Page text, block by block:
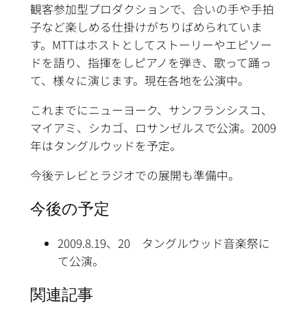
観客参加型プロダクションで、合いの手や手拍
子など楽しめる仕掛けがちりばめられていま
す。MTTはホストとしてストーリーやエピソー
ドを語り、指揮をしピアノを弾き、歌って踊っ
て、様々に演じます。現在各地を公演中。
これまでにニューヨーク、サンフランシスコ、
マイアミ、シカゴ、ロサンゼルスで公演。2009
年はタングルウッドを予定。
今後テレビとラジオでの展開も準備中。
今後の予定
2009.8.19、20 タングルウッド音楽祭に
て公演。
関連記事